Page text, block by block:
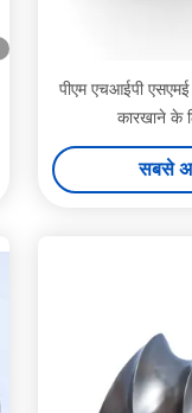
पीएम एचआईपी
कारखाने के
सबसे